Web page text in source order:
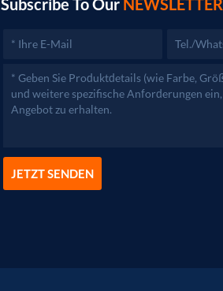
Subscribe To Our NEWSLETTER
JETZT SENDEN